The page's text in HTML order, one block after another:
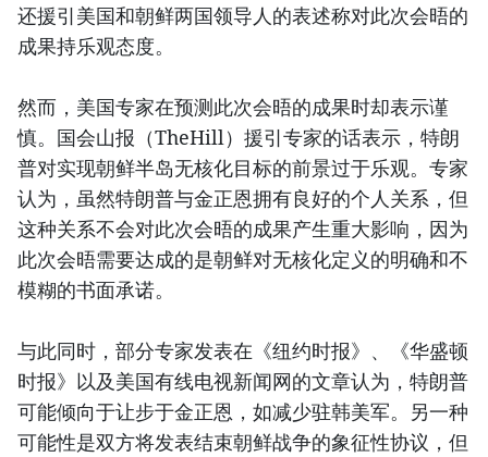
还援引美国和朝鲜两国领导人的表述称对此次会晤的
成果持乐观态度。
然而，美国专家在预测此次会晤的成果时却表示谨
慎。国会山报（TheHill）援引专家的话表示，特朗
普对实现朝鲜半岛无核化目标的前景过于乐观。专家
认为，虽然特朗普与金正恩拥有良好的个人关系，但
这种关系不会对此次会晤的成果产生重大影响，因为
此次会晤需要达成的是朝鲜对无核化定义的明确和不
模糊的书面承诺。
与此同时，部分专家发表在《纽约时报》、《华盛顿
时报》以及美国有线电视新闻网的文章认为，特朗普
可能倾向于让步于金正恩，如减少驻韩美军。另一种
可能性是双方将发表结束朝鲜战争的象征性协议，但